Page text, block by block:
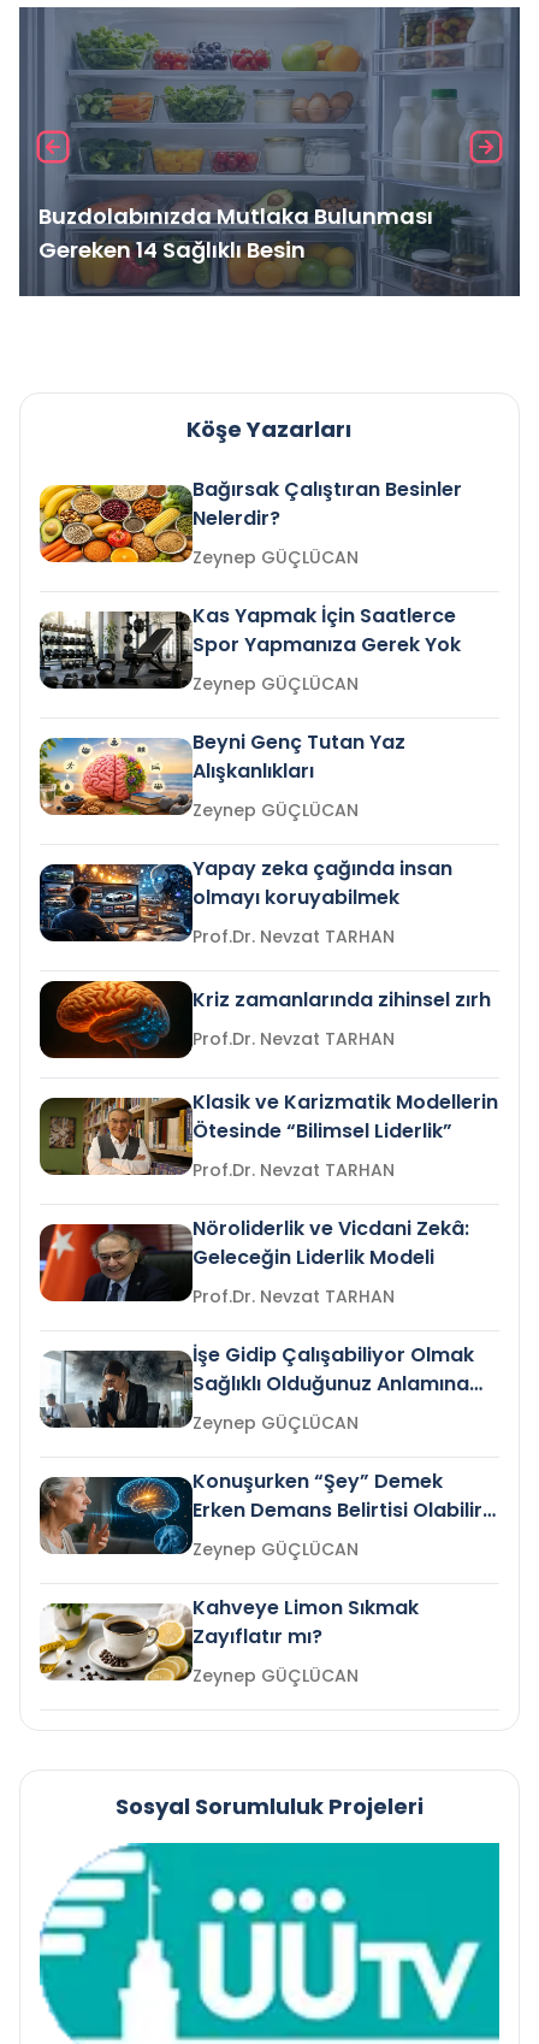
Buzdolabınızda Mutlaka Bulunması
Gereken 14 Sağlıklı Besin
Köşe Yazarları
Bağırsak Çalıştıran Besinler
Nelerdir?
Zeynep GÜÇLÜCAN
Kas Yapmak İçin Saatlerce
Spor Yapmanıza Gerek Yok
Zeynep GÜÇLÜCAN
Beyni Genç Tutan Yaz
Alışkanlıkları
Zeynep GÜÇLÜCAN
Yapay zeka çağında insan
olmayı koruyabilmek
Prof.Dr. Nevzat TARHAN
Kriz zamanlarında zihinsel zırh
Prof.Dr. Nevzat TARHAN
Klasik ve Karizmatik Modellerin
Ötesinde “Bilimsel Liderlik”
Prof.Dr. Nevzat TARHAN
Nöroliderlik ve Vicdani Zekâ:
Geleceğin Liderlik Modeli
Prof.Dr. Nevzat TARHAN
İşe Gidip Çalışabiliyor Olmak
Sağlıklı Olduğunuz Anlamına
Gelir mi?Zeynep GÜÇLÜCAN
Konuşurken “Şey” Demek
Erken Demans Belirtisi Olabilir
mi?
Zeynep GÜÇLÜCAN
Kahveye Limon Sıkmak
Zayıflatır mı?
Zeynep GÜÇLÜCAN
Sosyal Sorumluluk Projeleri